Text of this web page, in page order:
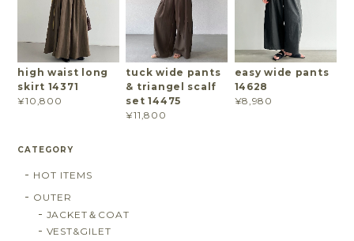
high waist long
skirt 14371
¥10,800
tuck wide pants
& triangel scalf
set 14475
¥11,800
easy wide pants
14628
¥8,980
CATEGORY
HOT ITEMS
OUTER
JACKET＆COAT
VEST&GILET